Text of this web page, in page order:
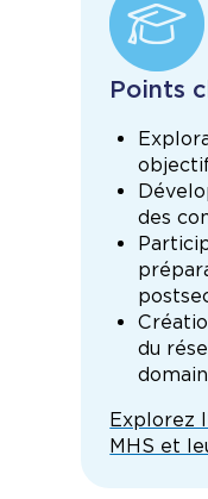
Points
des
du
Explorez
MHS et